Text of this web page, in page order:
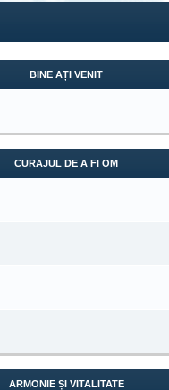
BINE AȚI VENIT
CURAJUL DE A FI OM
ARMONIE ȘI VITALITATE